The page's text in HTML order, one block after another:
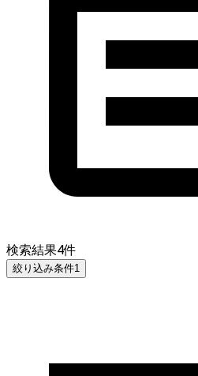
検索結果4件
絞り込み条件1